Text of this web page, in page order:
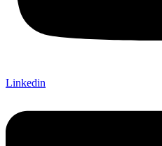
Linkedin